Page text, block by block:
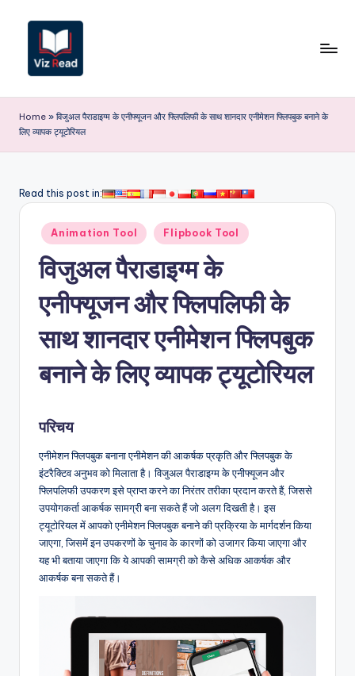
content
iz
R
a
d
A
I,
S
o
w
Home » विजुअल पैराडाइग्म के एनीफ्यूजन और फ्लिपलिफी के साथ शानदार एनीमेशन फ्लिपबुक बनाने के
लिए व्यापक ट्यूटोरियल
Read this post in:
Posted
in
Animation Tool Flipbook Tool
विजुअल पैराडाइग्म के
एनीफ्यूजन और फ्लिपलिफी के
साथ शानदार एनीमेशन फ्लिपबुक
बनाने के लिए व्यापक ट्यूटोरियल
परिचय
एनीमेशन फ्लिपबुक बनाना एनीमेशन की आकर्षक प्रकृति और फ्लिपबुक के
इंटरैक्टिव अनुभव को मिलाता है। विजुअल पैराडाइग्म के एनीफ्यूजन और
फ्लिपलिफी उपकरण इसे प्राप्त करने का निरंतर तरीका प्रदान करते हैं, जिससे
उपयोगकर्ता आकर्षक सामग्री बना सकते हैं जो अलग दिखती है। इस
ट्यूटोरियल में आपको एनीमेशन फ्लिपबुक बनाने की प्रक्रिया के मार्गदर्शन किया
जाएगा, जिसमें इन उपकरणों के चुनाव के कारणों को उजागर किया जाएगा और
यह भी बताया जाएगा कि ये आपकी सामग्री को कैसे अधिक आकर्षक और
आकर्षक बना सकते हैं।